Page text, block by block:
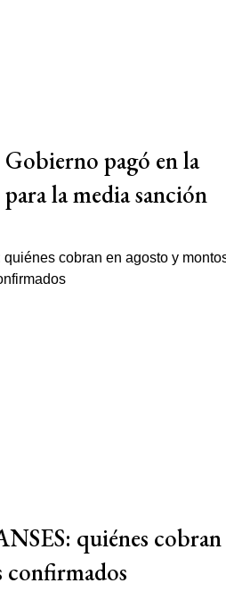
pagó en la
la media sanción
quiénes cobran
confirmados